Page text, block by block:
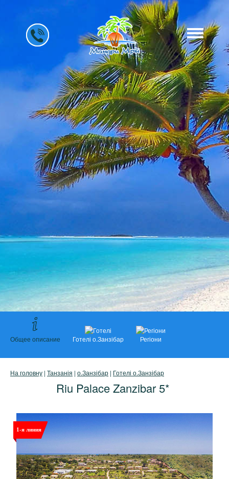
Общее описание Готелі о.Занзібар Регіони
На головну | Танзанія | о.Занзібар | Готелі о.Занзібар
Riu Palace Zanzibar 5*
1-я линия